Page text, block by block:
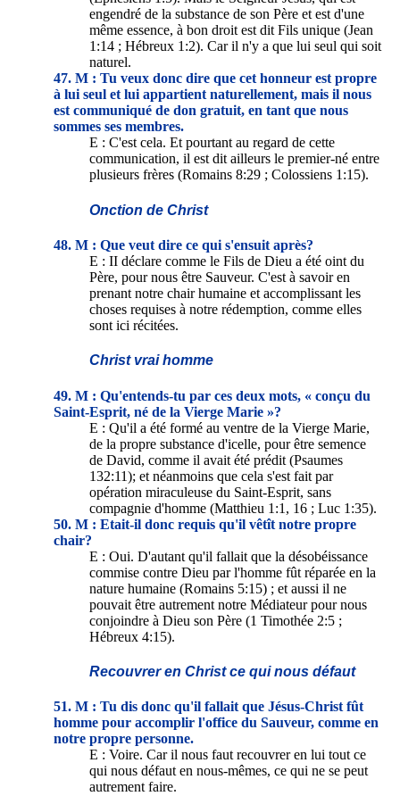
engendré de la substance de son Père et est d'une
même essence, à bon droit est dit Fils unique (Jean
1:14 ; Hébreux 1:2). Car il n'y a que lui seul qui soit
naturel.
47. M : Tu veux donc dire que cet honneur est propre
à lui seul et lui appartient naturellement, mais il nous
est communiqué de don gratuit, en tant que nous
sommes ses membres.
E : C'est cela. Et pourtant au regard de cette
communication, il est dit ailleurs le premier-né entre
plusieurs frères (Romains 8:29 ; Colossiens 1:15).
Onction de Christ
48. M : Que veut dire ce qui s'ensuit après?
E : II déclare comme le Fils de Dieu a été oint du
Père, pour nous être Sauveur. C'est à savoir en
prenant notre chair humaine et accomplissant les
choses requises à notre rédemption, comme elles
sont ici récitées.
Christ vrai homme
49. M : Qu'entends-tu par ces deux mots, « conçu du
Saint-Esprit, né de la Vierge Marie »?
E : Qu'il a été formé au ventre de la Vierge Marie,
de la propre substance d'icelle, pour être semence
de David, comme il avait été prédit (Psaumes
132:11); et néanmoins que cela s'est fait par
opération miraculeuse du Saint-Esprit, sans
compagnie d'homme (Matthieu 1:1, 16 ; Luc 1:35).
50. M : Etait-il donc requis qu'il vêtît notre propre
chair?
E : Oui. D'autant qu'il fallait que la désobéissance
commise contre Dieu par l'homme fût réparée en la
nature humaine (Romains 5:15) ; et aussi il ne
pouvait être autrement notre Médiateur pour nous
conjoindre à Dieu son Père (1 Timothée 2:5 ;
Hébreux 4:15).
Recouvrer en Christ ce qui nous défaut
51. M : Tu dis donc qu'il fallait que Jésus-Christ fût
homme pour accomplir l'office du Sauveur, comme en
notre propre personne.
E : Voire. Car il nous faut recouvrer en lui tout ce
qui nous défaut en nous-mêmes, ce qui ne se peut
autrement faire.